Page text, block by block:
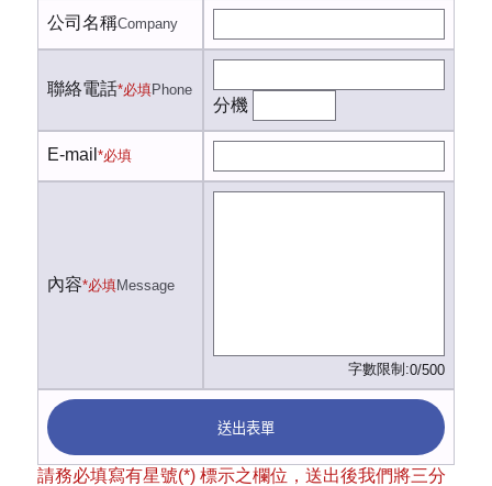
公司名稱Company
聯絡電話*必填Phone
分機
E-mail *必填
內容*必填Message
字數限制:0/500
送出表單
請務必填寫有星號(*) 標示之欄位，送出後我們將三分